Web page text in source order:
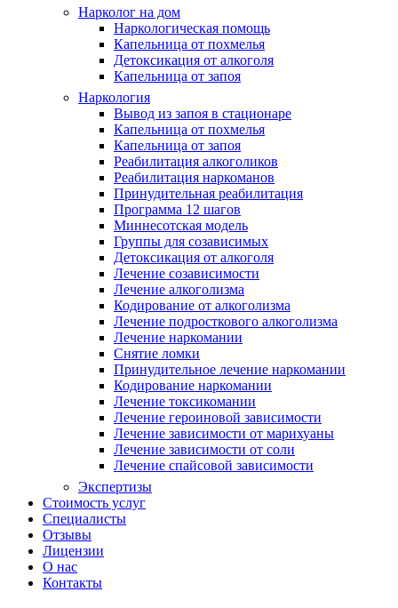
Нарколог на дом
Наркологическая помощь
Капельница от похмелья
Детоксикация от алкоголя
Капельница от запоя
Наркология
Вывод из запоя в стационаре
Капельница от похмелья
Капельница от запоя
Реабилитация алкоголиков
Реабилитация наркоманов
Принудительная реабилитация
Программа 12 шагов
Миннесотская модель
Группы для созависимых
Детоксикация от алкоголя
Лечение созависимости
Лечение алкоголизма
Кодирование от алкоголизма
Лечение подросткового алкоголизма
Лечение наркомании
Снятие ломки
Принудительное лечение наркомании
Кодирование наркомании
Лечение токсикомании
Лечение героиновой зависимости
Лечение зависимости от марихуаны
Лечение зависимости от соли
Лечение спайсовой зависимости
Экспертизы
Стоимость услуг
Специалисты
Отзывы
Лицензии
О нас
Контакты